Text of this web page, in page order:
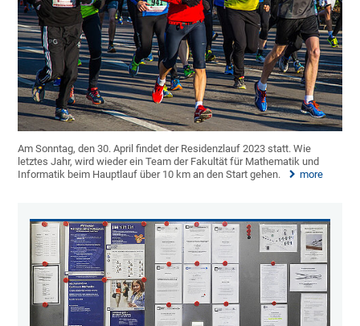
Am Sonntag, den 30. April findet der Residenzlauf 2023 statt. Wie
letztes Jahr, wird wieder ein Team der Fakultät für Mathematik und
Informatik beim Hauptlauf über 10 km an den Start gehen.
more